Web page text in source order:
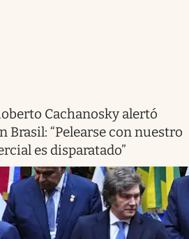
Cachanosky alertó
Brasil: “Pelearse con nuestro
es disparatado”